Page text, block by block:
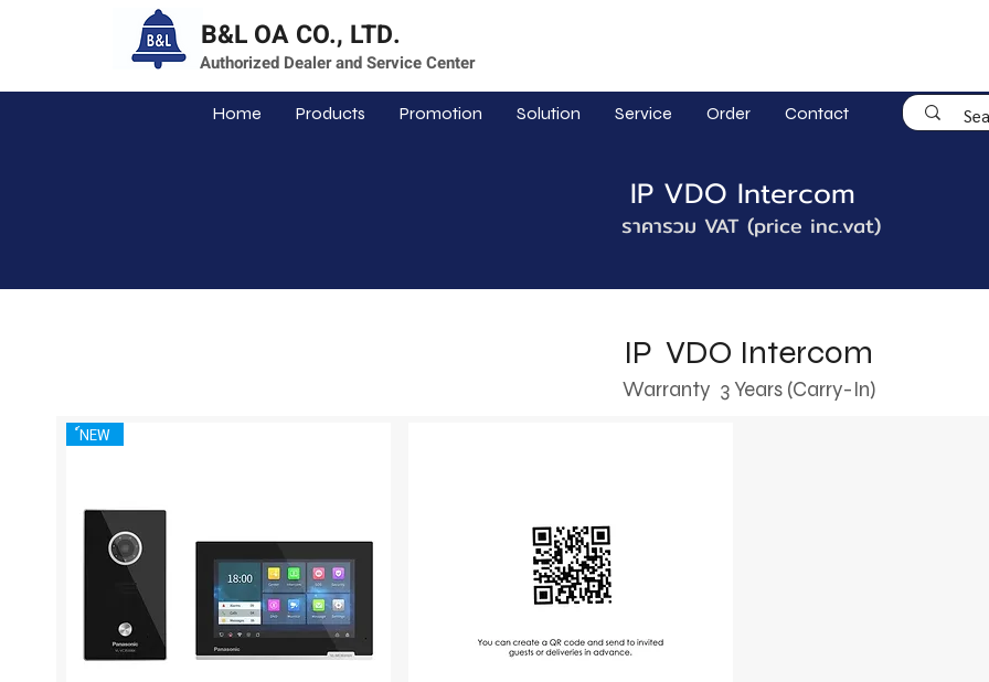
B&L OA CO., LTD.
Authorized Dealer and Service Center
Home Products Promotion Solution Service Order Contact
IP VDO Intercom
ราคารวม VAT (price inc.vat)
IP VDO Intercom
Warranty 3 Years (Carry-In)
์NEW